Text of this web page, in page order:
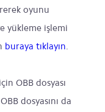
oyunu
yükleme işlemi
buraya tıklayın.
OBB dosyası
dosyasını da